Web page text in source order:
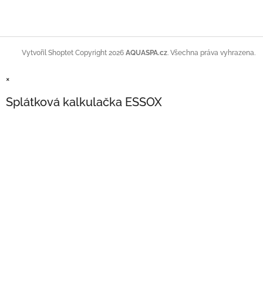
Vytvořil Shoptet Copyright 2026 AQUASPA.cz. Všechna práva vyhrazena.
×
Splátková kalkulačka ESSOX